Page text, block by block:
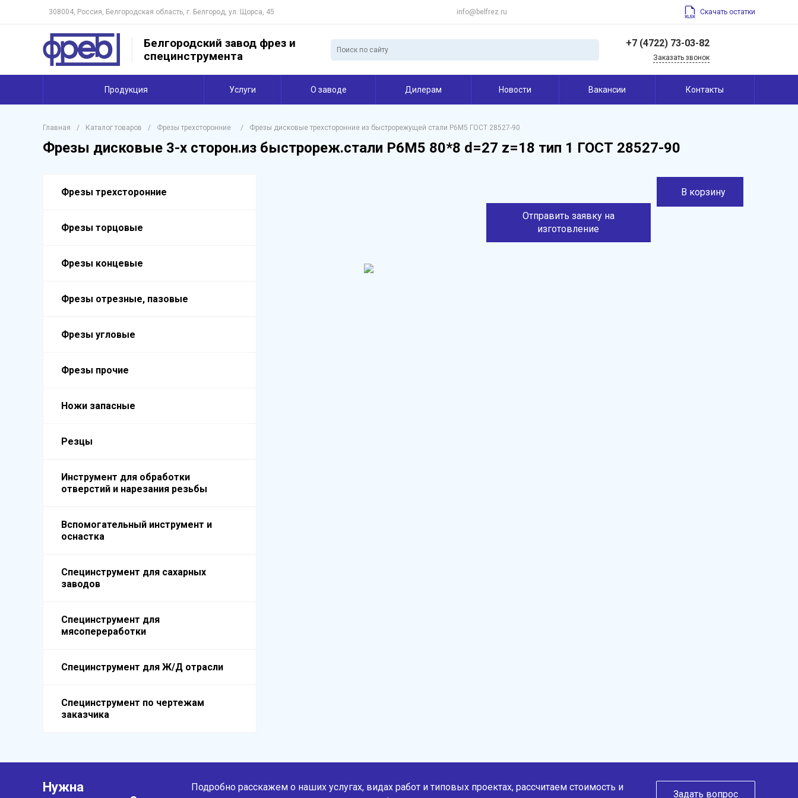
308004, Россия, Белгородская область, г. Белгород, ул. Щорса, 45 info@belfrez.ru Скачать остатки
Белгородский завод фрез и
специнструмента
+7 (4722) 73-03-82
Заказать звонок
Продукция Услуги О заводе Дилерам Новости Вакансии Контакты
Главная / Каталог товаров / Фрезы трехсторонние / Фрезы дисковые трехсторонние из быстрорежущей стали Р6М5 ГОСТ 28527-90
Фрезы дисковые 3-х сторон.из быстрореж.стали Р6М5 80*8 d=27 z=18 тип 1 ГОСТ 28527-90
Фрезы трехсторонние
Фрезы торцовые
Фрезы концевые
Фрезы отрезные, пазовые
Фрезы угловые
Фрезы прочие
Ножи запасные
Резцы
Инструмент для обработки
отверстий и нарезания резьбы
Вспомогательный инструмент и
оснастка
Специнструмент для сахарных
заводов
Специнструмент для
мясопереработки
Специнструмент для Ж/Д отрасли
Специнструмент по чертежам
заказчика
Отправить заявку на
изготовление
В корзину
Нужна
Подробно расскажем о наших услугах, видах работ и типовых проектах, рассчитаем стоимость и
Задать вопрос